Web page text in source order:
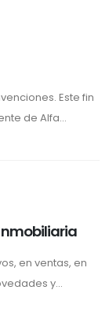
Este fin
de Alfa...
en ventas, en
y...